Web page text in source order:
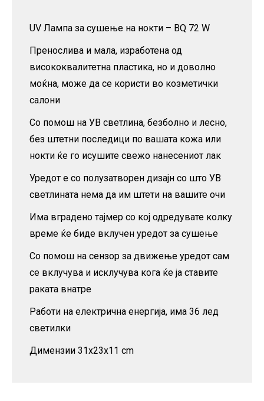
количина
UV Лампа за сушење на нокти – BQ 72 W
Пренослива и мала, изработена од
висококвалитетна пластика, но и доволно
моќна, може да се користи во козметички
салони
Со помош на УВ светлина, безболно и лесно,
без штетни последици по вашата кожа или
нокти ќе го исушите свежо нанесениот лак
Уредот е со полузатворен дизајн со што УВ
светлината нема да им штети на вашите очи
Има вградено тајмер со кој одредувате колку
време ќе биде вклучен уредот за сушење
Со помош на сензор за движење уредот сам
се вклучува и исклучува кога ќе ја ставите
раката внатре
Работи на електрична енергија, има 36 лед
светилки
Димензии 31x23x11 cm